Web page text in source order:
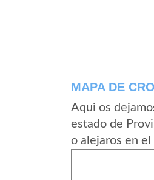
MAPA DE
Aqui os
estado de
o alejaros en el